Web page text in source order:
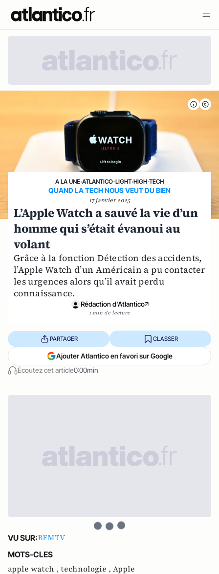
A LA UNE›ATLANTICO-LIGHT›HIGH-TECH
QUAND LA TECH NOUS VEUT DU BIEN
17 janvier 2025
L’Apple Watch a sauvé la vie d’un
homme qui s’était évanoui au
volant
Grâce à la fonction Détection des accidents,
l’Apple Watch d’un Américain a pu contacter
les urgences alors qu’il avait perdu
connaissance.
Rédaction d'Atlantico
1 min de lecture
Écoutez cet article0:00min
PARTAGER CLASSER
Ajouter Atlantico en favori sur Google
VU SUR:BFMTV
MOTS-CLES
apple watch , technologie , Apple